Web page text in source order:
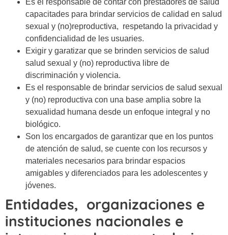
capacitades para brindar servicios de calidad en salud
sexual y (no)reproductiva, respetando la privacidad y
confidencialidad de les usuaries.
Exigir y garatizar que se brinden servicios de salud
salud sexual y (no) reproductiva libre de
discriminación y violencia.
Es el responsable de brindar servicios de salud sexual
y (no) reproductiva con una base amplia sobre la
sexualidad humana desde un enfoque integral y no
biológico.
Son los encargados de garantizar que en los puntos
de atención de salud, se cuente con los recursos y
materiales necesarios para brindar espacios
amigables y diferenciados para les adolescentes y
jóvenes.
Entidades, organizaciones e
instituciones nacionales e